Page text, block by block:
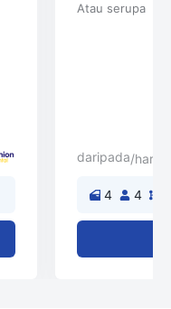
Atau serupa
daripada/hari
4 4